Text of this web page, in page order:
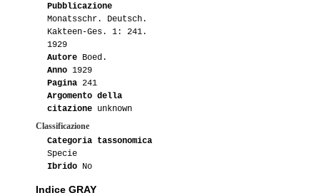
06-2010 Maurillio
Pubblicazione
Monatsschr. Deutsch.
Kakteen-Ges. 1: 241.
1929
Autore Boed.
Anno 1929
Pagina 241
Argomento della
citazione unknown
Classificazione
Categoria tassonomica
Specie
Ibrido No
Indice GRAY